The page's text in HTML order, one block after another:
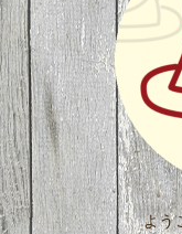
よう